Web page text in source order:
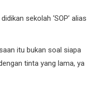
sekolah ‘SOP’ alias
itu bukan soal siapa
tinta yang lama, ya